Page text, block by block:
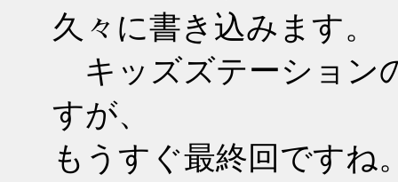
久々に書き込みます。
キッズズテーション
すが、
もうすぐ最終回ですね